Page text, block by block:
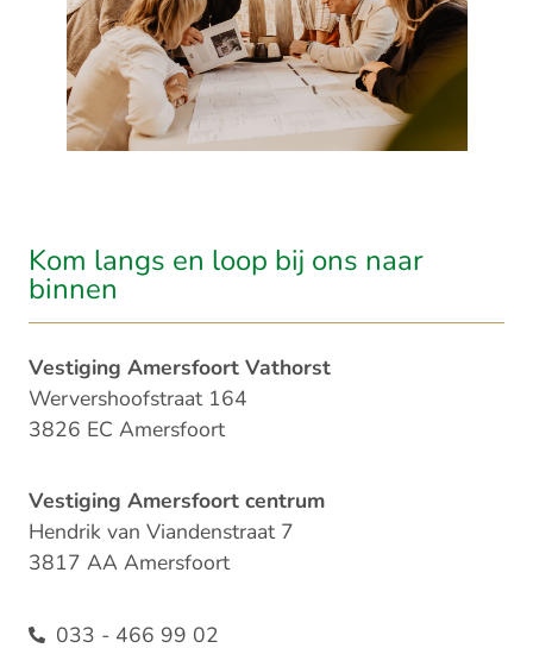
Kom langs en loop bij ons naar
binnen​
Vestiging Amersfoort Vathorst
Wervershoofstraat 164
3826 EC Amersfoort
Vestiging Amersfoort centrum
Hendrik van Viandenstraat 7
3817 AA Amersfoort
033 - 466 99 02